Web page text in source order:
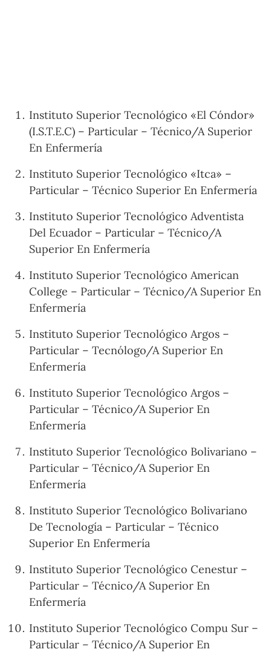
Instituto Superior Tecnológico «El Cóndor»
(I.S.T.E.C) – Particular – Técnico/A Superior
En Enfermería
Instituto Superior Tecnológico «Itca» –
Particular – Técnico Superior En Enfermería
Instituto Superior Tecnológico Adventista
Del Ecuador – Particular – Técnico/A
Superior En Enfermería
Instituto Superior Tecnológico American
College – Particular – Técnico/A Superior En
Enfermería
Instituto Superior Tecnológico Argos –
Particular – Tecnólogo/A Superior En
Enfermería
Instituto Superior Tecnológico Argos –
Particular – Técnico/A Superior En
Enfermería
Instituto Superior Tecnológico Bolivariano –
Particular – Técnico/A Superior En
Enfermería
Instituto Superior Tecnológico Bolivariano
De Tecnología – Particular – Técnico
Superior En Enfermería
Instituto Superior Tecnológico Cenestur –
Particular – Técnico/A Superior En
Enfermería
Instituto Superior Tecnológico Compu Sur –
Particular – Técnico/A Superior En